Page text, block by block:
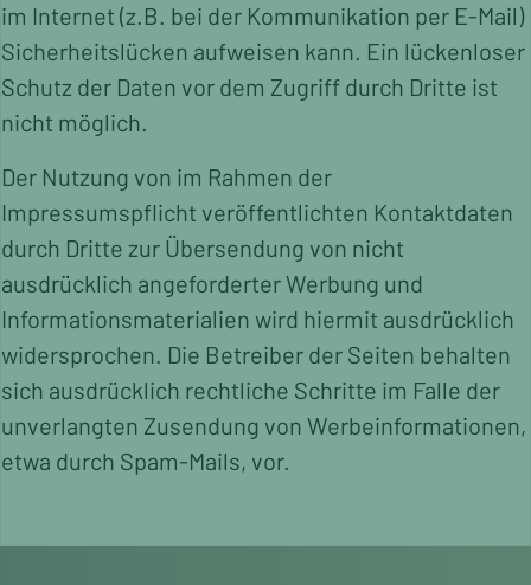
im Internet (z.B. bei der Kommunikation per E-Mail)
Sicherheitslücken aufweisen kann. Ein lückenloser
Schutz der Daten vor dem Zugriff durch Dritte ist
nicht möglich.
Der Nutzung von im Rahmen der
Impressumspflicht veröffentlichten Kontaktdaten
durch Dritte zur Übersendung von nicht
ausdrücklich angeforderter Werbung und
Informationsmaterialien wird hiermit ausdrücklich
widersprochen. Die Betreiber der Seiten behalten
sich ausdrücklich rechtliche Schritte im Falle der
unverlangten Zusendung von Werbeinformationen,
etwa durch Spam-Mails, vor.